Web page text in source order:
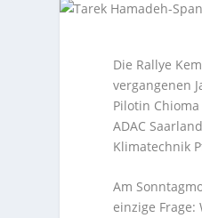
Die Rallye
vergangenen
Pilotin
ADAC
Klimatechnik
Am
einzige Frage: